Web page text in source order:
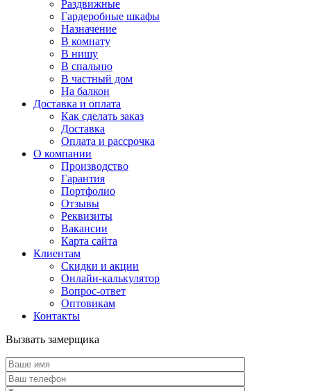
Раздвижные
Гардеробные шкафы
Назначение
В комнату
В нишу
В спальню
В частный дом
На балкон
Доставка и оплата
Как сделать заказ
Доставка
Оплата и рассрочка
О компании
Производство
Гарантия
Портфолио
Отзывы
Реквизиты
Вакансии
Карта сайта
Клиентам
Скидки и акции
Онлайн-калькулятор
Вопрос-ответ
Оптовикам
Контакты
Вызвать замерщика